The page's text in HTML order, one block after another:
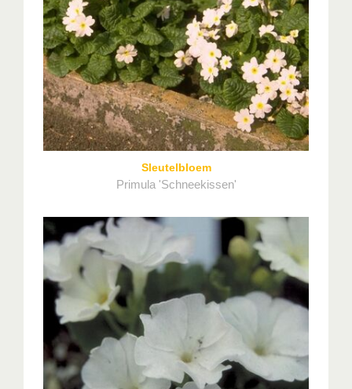
Sleutelbloem
Primula 'Schneekissen'